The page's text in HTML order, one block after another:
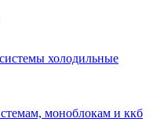
холодильные
моноблокам и ккб